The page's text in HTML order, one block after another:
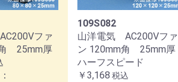
ファ
25mm厚
109S082
山洋電気 AC200Vファ
ン 120mm角 25mm厚
ハーフスピード
￥3,168 税込